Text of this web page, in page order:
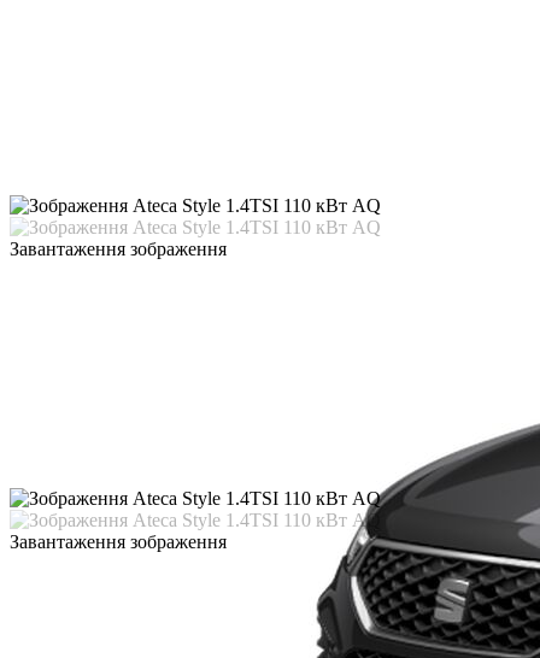
Завантаження зображення
Завантаження зображення